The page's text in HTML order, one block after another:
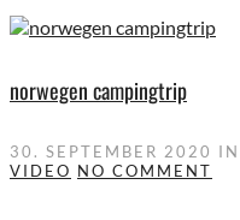
norwegen campingtrip
30. SEPTEMBER 2020 IN
VIDEO NO COMMENT